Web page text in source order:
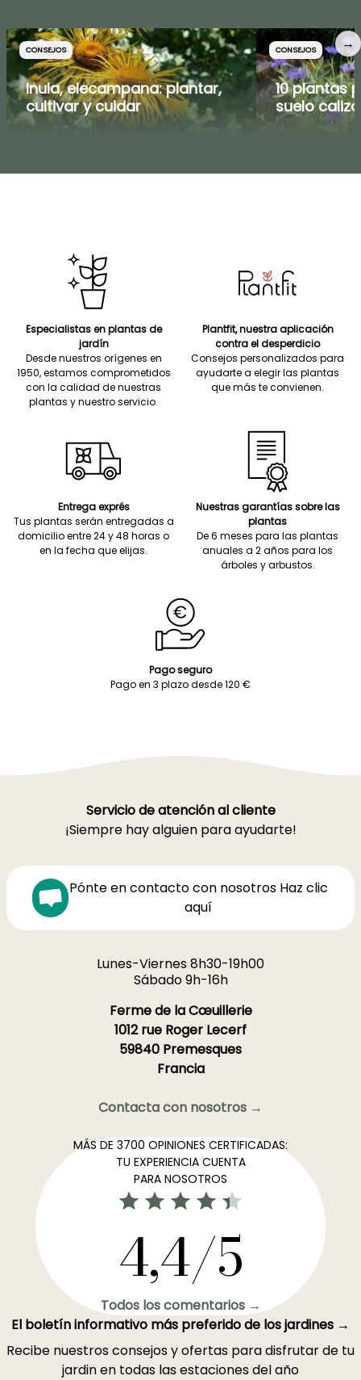
CONSEJOS
Inula, elecampana: plantar,
cultivar y cuidar
CONSEJOS
10 plantas
suelo calizo
→
Especialistas en plantas de
jardín
Desde nuestros orígenes en
1950, estamos comprometidos
con la calidad de nuestras
plantas y nuestro servicio.
Plantfit, nuestra aplicación
contra el desperdicio
Consejos personalizados para
ayudarte a elegir las plantas
que más te convienen.
Entrega exprés
Tus plantas serán entregadas a
domicilio entre 24 y 48 horas o
en la fecha que elijas.
Nuestras garantías sobre las
plantas
De 6 meses para las plantas
anuales a 2 años para los
árboles y arbustos.
Pago seguro
Pago en 3 plazo desde 120 €
Servicio de atención al cliente
¡Siempre hay alguien para ayudarte!
Pónte en contacto con nosotros Haz clic
aquí
Lunes-Viernes 8h30-19h00
Sábado 9h-16h
Ferme de la Cœuillerie
1012 rue Roger Lecerf
59840 Premesques
Francia
Contacta con nosotros →
MÁS DE 3700 OPINIONES CERTIFICADAS:
TU EXPERIENCIA CUENTA
PARA NOSOTROS
4,4/5
Todos los comentarios →
El boletín informativo más preferido de los jardines →
Recibe nuestros consejos y ofertas para disfrutar de tu
jardin en todas las estaciones del año